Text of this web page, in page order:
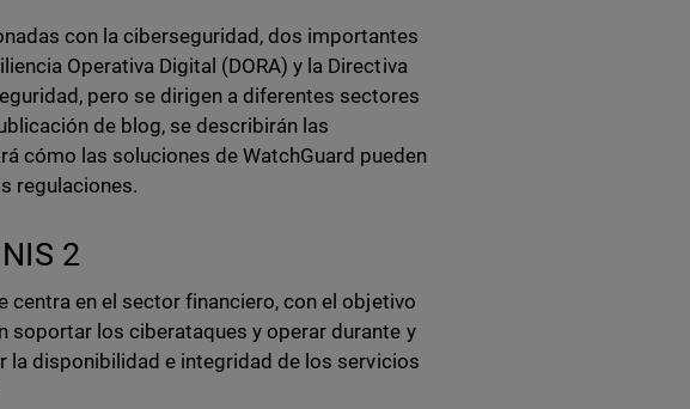
con la ciberseguridad, dos importantes
Operativa Digital (DORA) y la Directiva
pero se dirigen a diferentes sectores
de blog, se describirán las
cómo las soluciones de WatchGuard pueden
regulaciones.
2
centra en el sector financiero, con el objetivo
soportar los ciberataques y operar durante y
la disponibilidad e integridad de los servicios